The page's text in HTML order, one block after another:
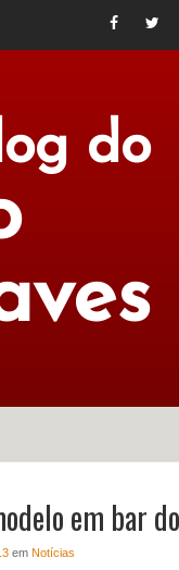
do
PERFIL
CONTATO
em bar
em Notícias